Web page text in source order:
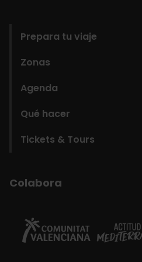
Prepara tu viaje
Zonas
Agenda
Qué hacer
Tickets & Tours
Colabora